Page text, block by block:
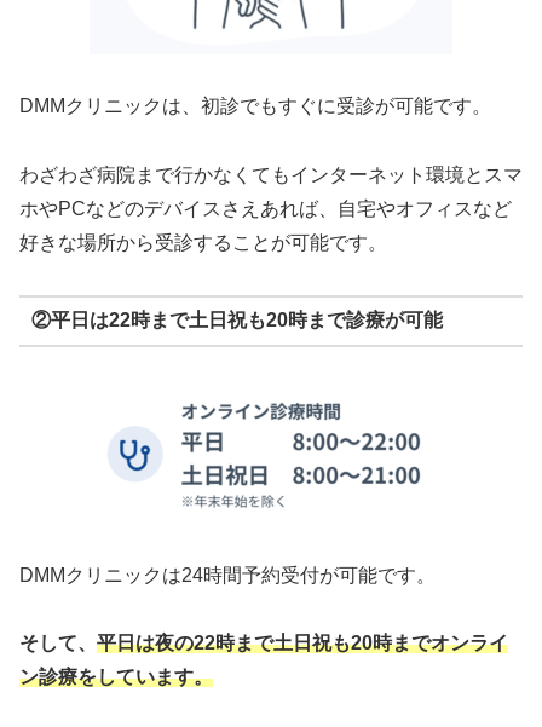
DMMクリニックは、初診でもすぐに受診が可能です。
わざわざ病院まで行かなくてもインターネット環境とスマ
ホやPCなどのデバイスさえあれば、自宅やオフィスなど
好きな場所から受診することが可能です。
②平日は22時まで土日祝も20時まで診療が可能
DMMクリニックは24時間予約受付が可能です。
そして、 平日は夜の22時まで土日祝も20時までオンライ
ン診療をしています。